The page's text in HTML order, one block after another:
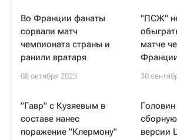
Во Франции фанаты
сорвали матч
чемпионата страны и
ранили вратаря
08 октября 2023
"ПСЖ"
матче
30
"Гавр" с Кузяевым в
составе нанес
поражение "Клермону"
версии